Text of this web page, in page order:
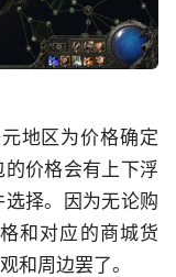
地区为价格确定
价格会有上下浮
择。因为无论购
和对应的商城货
和周边罢了。